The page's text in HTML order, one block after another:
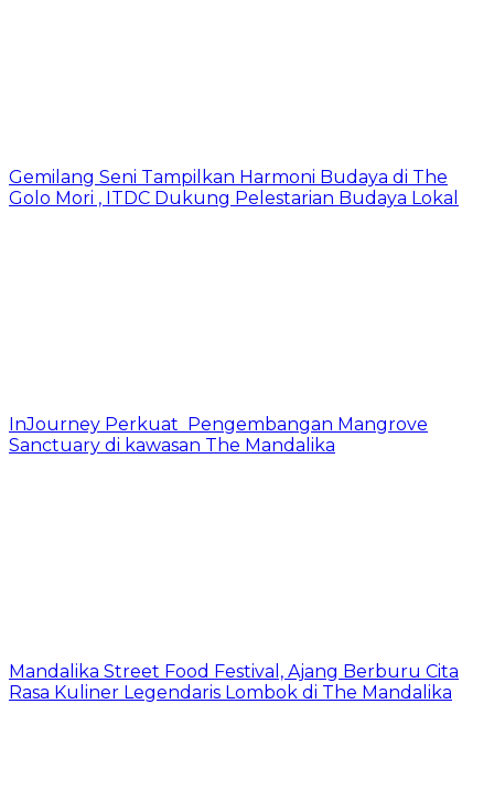
Gemilang Seni Tampilkan Harmoni Budaya di The
Golo Mori , ITDC Dukung Pelestarian Budaya Lokal
InJourney Perkuat Pengembangan Mangrove
Sanctuary di kawasan The Mandalika
Mandalika Street Food Festival, Ajang Berburu Cita
Rasa Kuliner Legendaris Lombok di The Mandalika